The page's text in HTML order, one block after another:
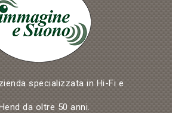
specializzata in Hi-Fi e
da oltre 50 anni.